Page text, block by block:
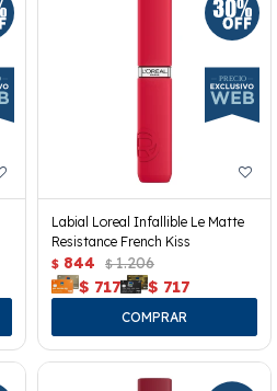
Labial Loreal Infallible Le Matte
Resistance French Kiss
$ 844 $ 1.206
$ 717 $ 717